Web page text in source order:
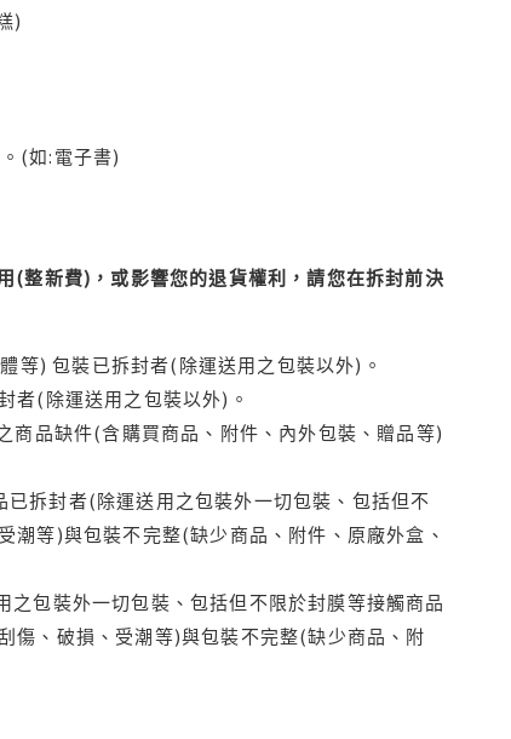
)
(如:電子書)
(整新費)，或影響您的退貨權利，請您在拆封前決
等) 包裝已拆封者(除運送用之包裝以外)。
者(除運送用之包裝以外)。
品缺件(含購買商品、附件、內外包裝、贈品等)
拆封者(除運送用之包裝外一切包裝、包括但不
等)與包裝不完整(缺少商品、附件、原廠外盒、
包裝外一切包裝、包括但不限於封膜等接觸商品
傷、破損、受潮等)與包裝不完整(缺少商品、附